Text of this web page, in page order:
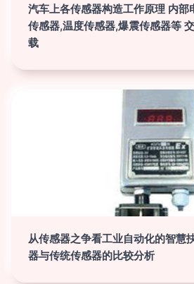
汽车上各传感器构造工作原理 内部
传感器,温度传感器,爆震传感器等
载
从传感器之争看工业自动化的智慧
器与传统传感器的比较分析